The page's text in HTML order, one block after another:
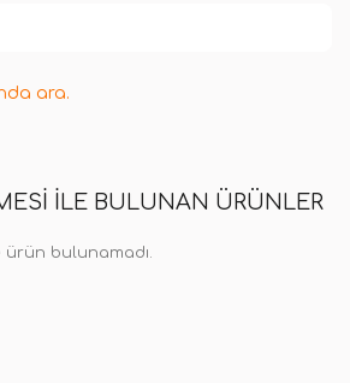
ara.
ILE BULUNAN ÜRÜNLER
ürün bulunamadı.